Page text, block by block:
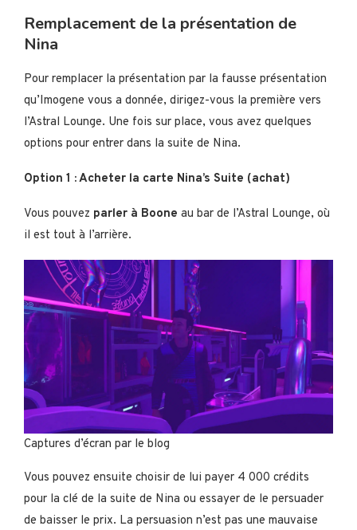
Remplacement de la présentation de
Nina
Pour remplacer la présentation par la fausse présentation
qu’Imogene vous a donnée, dirigez-vous la première vers
l’Astral Lounge. Une fois sur place, vous avez quelques
options pour entrer dans la suite de Nina.
Option 1 : Acheter la carte Nina’s Suite (achat)
Vous pouvez parler à Boone au bar de l’Astral Lounge, où
il est tout à l’arrière.
Captures d’écran par le blog
Vous pouvez ensuite choisir de lui payer 4 000 crédits
pour la clé de la suite de Nina ou essayer de le persuader
de baisser le prix. La persuasion n’est pas une mauvaise